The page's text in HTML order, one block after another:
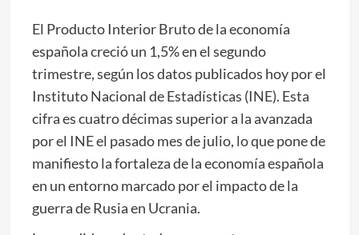
El Producto Interior Bruto de la economía
española creció un 1,5% en el segundo
trimestre, según los datos publicados hoy por el
Instituto Nacional de Estadísticas (INE). Esta
cifra es cuatro décimas superior a la avanzada
por el INE el pasado mes de julio, lo que pone de
manifiesto la fortaleza de la economía española
en un entorno marcado por el impacto de la
guerra de Rusia en Ucrania.